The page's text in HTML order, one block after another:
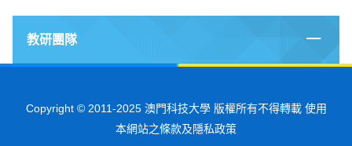
教研團隊
Copyright © 2011-2025 澳門科技大學 版權所有不得轉載 使用
本網站之條款及隱私政策